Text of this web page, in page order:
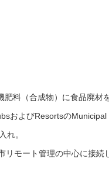
肥料（合成物）に食品廃材
およびResortsの
れ。
リモート管理の中心に接続